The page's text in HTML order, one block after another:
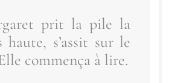
prit la pile la
haute, s’as­sit sur le
com­men­ça à lire.